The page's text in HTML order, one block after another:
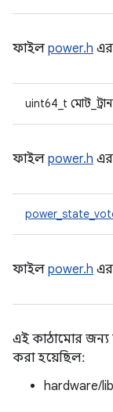
ফাইল power.h এর
uint64_t
ফাইল power.h এর
ফাইল power.h এর
এই কাঠামোর জন্য
করা হয়েছিল:
hardware/